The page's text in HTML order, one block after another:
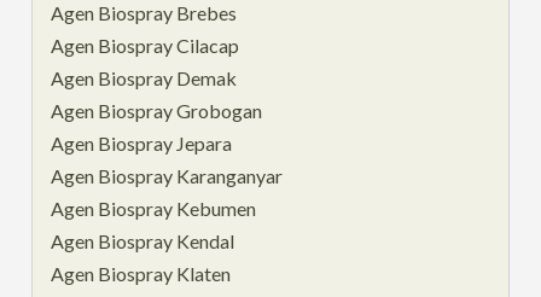
Agen Biospray Brebes
Agen Biospray Cilacap
Agen Biospray Demak
Agen Biospray Grobogan
Agen Biospray Jepara
Agen Biospray Karanganyar
Agen Biospray Kebumen
Agen Biospray Kendal
Agen Biospray Klaten